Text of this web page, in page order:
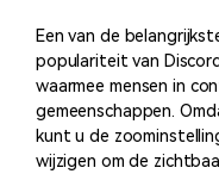
Een van de
populariteit van
waarmee mensen in
gemeenschappen.
kunt u de
wijzigen om de